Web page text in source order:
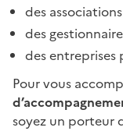
des
des
des entreprises
Pour vous
soyez un porteur